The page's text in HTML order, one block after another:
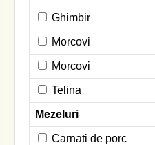
Ghimbir
Morcovi
Morcovi
Telina
Mezeluri
Carnati de porc